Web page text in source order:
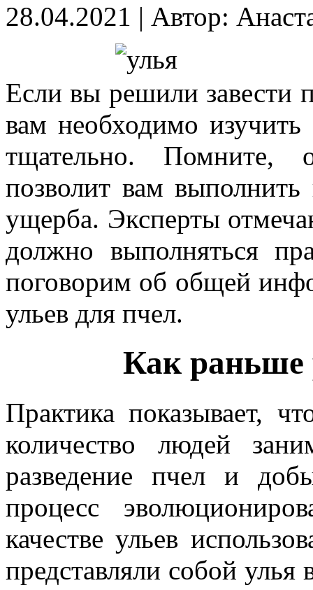
28.04.2021 | Автор:
Если вы решили завести
вам необходимо
тщательно. Помните,
позволит вам
ущерба. Эксперты
должно выполняться
поговорим об общей
ульев для пчел.
Как раньше
Практика показывает,
количество людей
разведение пчел и
процесс
качестве ульев
представляли собой